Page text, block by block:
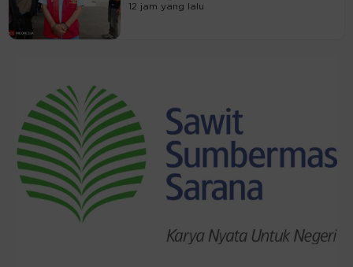
12 jam yang lalu